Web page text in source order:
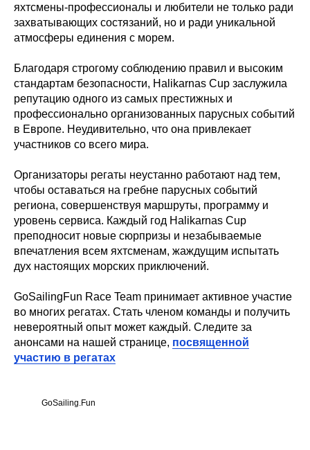
яхтсмены-профессионалы и любители не только ради
захватывающих состязаний, но и ради уникальной
атмосферы единения с морем.
Благодаря строгому соблюдению правил и высоким
стандартам безопасности, Halikarnas Cup заслужила
репутацию одного из самых престижных и
профессионально организованных парусных событий
в Европе. Неудивительно, что она привлекает
участников со всего мира.
Организаторы регаты неустанно работают над тем,
чтобы оставаться на гребне парусных событий
региона, совершенствуя маршруты, программу и
уровень сервиса. Каждый год Halikarnas Cup
преподносит новые сюрпризы и незабываемые
впечатления всем яхтсменам, жаждущим испытать
дух настоящих морских приключений.
GoSailingFun Race Team принимает активное участие
во многих регатах. Стать членом команды и получить
невероятный опыт может каждый. Следите за
анонсами на нашей странице, посвященной
участию в регатах
GoSailing.Fun